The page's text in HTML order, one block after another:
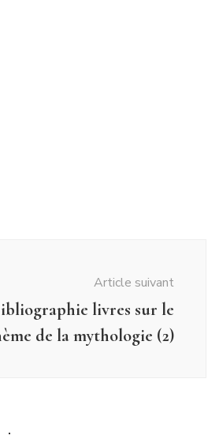
Article suivant
livres sur le
de la mythologie (2)